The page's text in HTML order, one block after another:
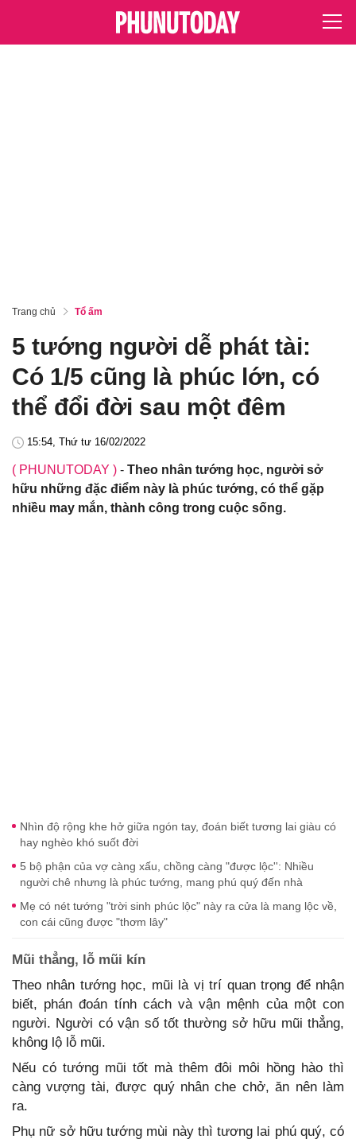
Trang chủ Tổ ấm
5 tướng người dễ phát tài:
Có 1/5 cũng là phúc lớn, có
thể đổi đời sau một đêm
15:54, Thứ tư 16/02/2022
( PHUNUTODAY ) - Theo nhân tướng học, người sở
hữu những đặc điểm này là phúc tướng, có thể gặp
nhiều may mắn, thành công trong cuộc sống.
Nhìn độ rộng khe hở giữa ngón tay, đoán biết tương lai giàu có
hay nghèo khó suốt đời
5 bộ phận của vợ càng xấu, chồng càng "được lộc'': Nhiều
người chê nhưng là phúc tướng, mang phú quý đến nhà
Mẹ có nét tướng "trời sinh phúc lộc" này ra cửa là mang lộc về,
con cái cũng được "thơm lây"
Mũi thẳng, lỗ mũi kín
Theo nhân tướng học, mũi là vị trí quan trọng để nhận
biết, phán đoán tính cách và vận mệnh của một con
người. Người có vận số tốt thường sở hữu mũi thẳng,
không lộ lỗ mũi.
Nếu có tướng mũi tốt mà thêm đôi môi hồng hào thì
càng vượng tài, được quý nhân che chở, ăn nên làm
ra.
Phụ nữ sở hữu tướng mùi này thì tương lai phú quý, có